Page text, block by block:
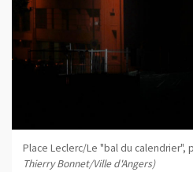
Place Leclerc/Le "bal du calendrier",
Thierry Bonnet/Ville d'Angers)